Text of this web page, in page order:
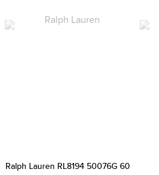
Ralph Lauren RL8194 50076G 60